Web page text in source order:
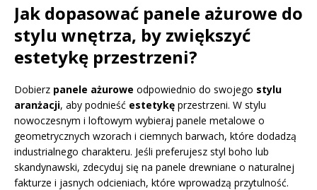
Jak dopasować panele ażurowe do
stylu wnętrza, by zwiększyć
estetykę przestrzeni?
Dobierz panele ażurowe odpowiednio do swojego stylu
aranżacji, aby podnieść estetykę przestrzeni. W stylu
nowoczesnym i loftowym wybieraj panele metalowe o
geometrycznych wzorach i ciemnych barwach, które dodadzą
industrialnego charakteru. Jeśli preferujesz styl boho lub
skandynawski, zdecyduj się na panele drewniane o naturalnej
fakturze i jasnych odcieniach, które wprowadzą przytulność.